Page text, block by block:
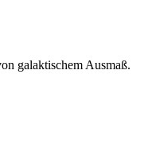
galaktischem Ausmaß.